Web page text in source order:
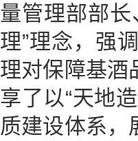
量管理部部
理”理念，强
理对保障基酒
享了以“天地
质建设体系，